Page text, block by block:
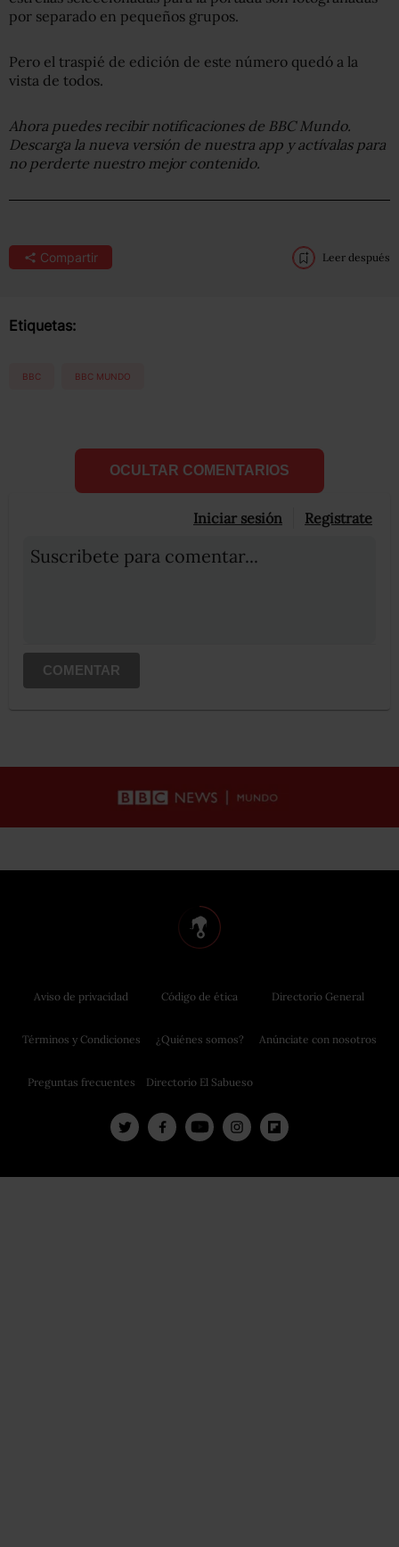
por separado en pequeños grupos.
Pero el traspié de edición de este número quedó a la
vista de todos.
Ahora puedes recibir notificaciones de BBC Mundo.
Descarga la nueva versión de nuestra app y actívalas para
no perderte nuestro mejor contenido.
Compartir Leer después
Etiquetas:
BBC BBC MUNDO
OCULTAR COMENTARIOS
Iniciar sesión Registrate
Suscribete para comentar...
COMENTAR
Aviso de privacidad
Términos y Condiciones
Preguntas frecuentes
Código de ética
¿Quiénes somos?
Directorio El Sabueso
Directorio General
Anúnciate con nosotros